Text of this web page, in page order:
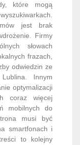
które mogą
jest brak
Firmy
słowach
frazach,
odwiedzin ze
Innym
optymalizacji
coraz więcej
mobilnych do
musi być
smartfonach i
to kolejny